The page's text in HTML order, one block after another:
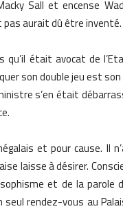
Sall et encense
pas aurait dû être inventé.
qu’il était avocat de
son double jeu est
s’en était
et pour cause. Il
laisse à désirer.
et de la
rendez-vous au